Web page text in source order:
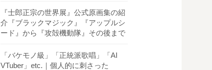
『士郎正宗の世界展』公式原画集の紹
介『ブラックマジック』『アップルシ
ード』から『攻殻機動隊』その後まで
「バケモノ級」「正統派歌唱」「AI
VTuber」etc.｜個人的に刺さった